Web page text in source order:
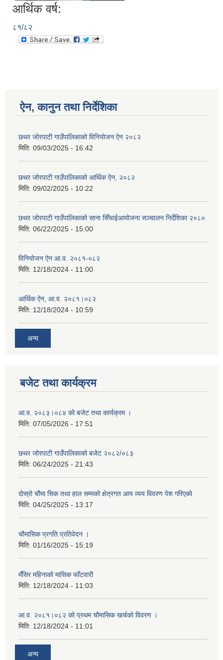
आर्थिक वर्ष:
८१/८२
ऐन, कानुन तथा निर्देशिका
छथर जोरपाटी गाउँपालिकाको विनियोजन ऐन २०८२
मिति: 09/03/2025 - 16:42
छथर जोरपाटी गाउँपालिकाको आर्थिक ऐन, २०८२
मिति: 09/02/2025 - 10:22
छथर जोरपाटी गाउँपालिकाको साना सिँचाईआयोजना सञ्चालन निर्देशिका २०८०
मिति: 06/22/2025 - 15:00
विनियोजन ऐन आ.व. २०८१-०८२
मिति: 12/18/2024 - 11:00
आर्थिक ऐन, आ.व. २०८१।०८२
मिति: 12/18/2024 - 10:59
अन्य
बजेट तथा कार्यक्रम
आ.व. २०८३।०८४ को बजेट तथा कार्यक्रम ।
मिति: 07/05/2026 - 17:51
छथर जोरपाटी गाउँपालिकाको बजेट २०८२/०८३
मिति: 06/24/2025 - 21:43
दोस्रो चौमा सिक तथा हाल सम्मको क्षेत्रगत आय व्यय विवरण पेश गरिएको
मिति: 04/25/2025 - 13:17
चौमासिक प्रगति प्रतिवेदन ।
मिति: 01/16/2025 - 15:19
मँसिर महिनाको मासिक फाँटवारी
मिति: 12/18/2024 - 11:03
आ.व. २०८१।०८२ को प्रथम चौमासिक खर्चको विवरण ।
मिति: 12/18/2024 - 11:01
अन्य